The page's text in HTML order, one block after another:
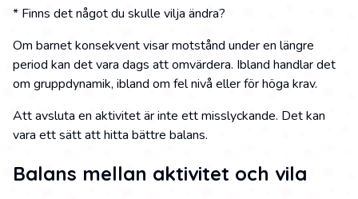
* Finns det något du skulle vilja ändra?
Om barnet konsekvent visar motstånd under en längre
period kan det vara dags att omvärdera. Ibland handlar det
om gruppdynamik, ibland om fel nivå eller för höga krav.
Att avsluta en aktivitet är inte ett misslyckande. Det kan
vara ett sätt att hitta bättre balans.
Balans mellan aktivitet och vila